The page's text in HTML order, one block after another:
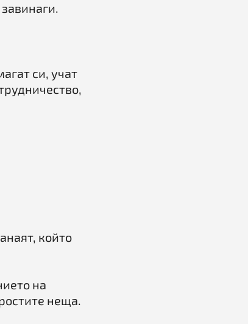
си, учат
който
на
неща.